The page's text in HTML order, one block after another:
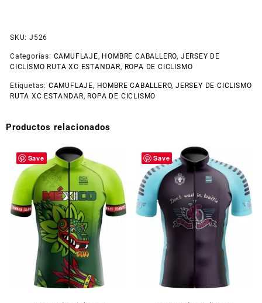
SKU: J526
Categorías: CAMUFLAJE, HOMBRE CABALLERO, JERSEY DE
CICLISMO RUTA XC ESTANDAR, ROPA DE CICLISMO
Etiquetas: CAMUFLAJE, HOMBRE CABALLERO,JERSEY DE CICLISMO
RUTA XC ESTANDAR, ROPA DE CICLISMO
Productos relacionados
Save Save